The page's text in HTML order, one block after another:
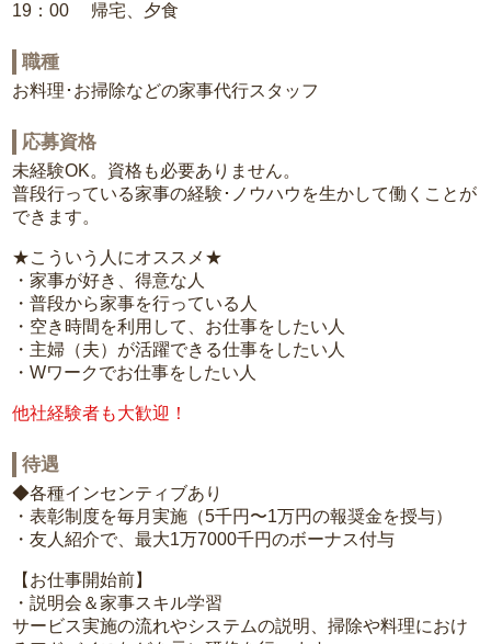
19：00 帰宅、夕食
職種
お料理･お掃除などの家事代行スタッフ
応募資格
未経験OK。資格も必要ありません。
普段行っている家事の経験･ノウハウを生かして働くことが
できます。
★こういう人にオススメ★
・家事が好き、得意な人
・普段から家事を行っている人
・空き時間を利用して、お仕事をしたい人
・主婦（夫）が活躍できる仕事をしたい人
・Wワークでお仕事をしたい人
他社経験者も大歓迎！
待遇
◆各種インセンティブあり
・表彰制度を毎月実施（5千円〜1万円の報奨金を授与）
・友人紹介で、最大1万7000千円のボーナス付与
【お仕事開始前】
・説明会＆家事スキル学習
サービス実施の流れやシステムの説明、掃除や料理におけ